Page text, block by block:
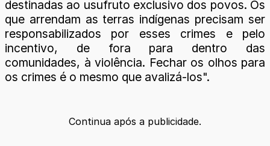
destinadas ao usufruto exclusivo dos povos. Os
que arrendam as terras indígenas precisam ser
responsabilizados por esses crimes e pelo
incentivo, de fora para dentro das
comunidades, à violência. Fechar os olhos para
os crimes é o mesmo que avalizá-los".
Continua após a publicidade.